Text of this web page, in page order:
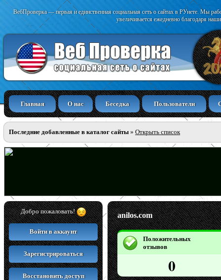
ВебПроверка — первая и единственная социальная сеть о сайтах в РУнете. Мы
увеличивается ежедневно благодаря
Главная О нас Беседка Пользователи
Последние добавленные в каталог сайты » Открыть список
Добро пожаловать!
Войти в аккаунт
Зарегистрироваться
Восстановить доступ
anilos.com
Положительных
отзывов
0